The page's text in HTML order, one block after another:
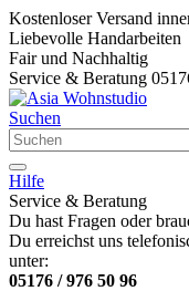
Kostenloser Versand
Liebevolle Handarbeiten
Fair und Nachhaltig
Service & Beratung
Suchen
Hilfe
Service & Beratung
Du hast Fragen oder
Du erreichst uns
unter:
05176 / 976 50 96